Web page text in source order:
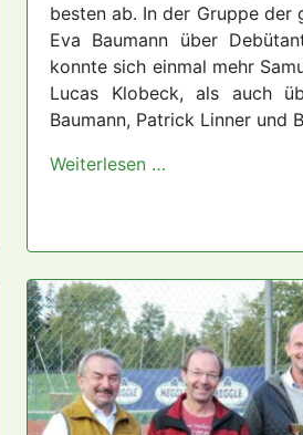
besten ab. In der Gruppe der
Eva Baumann über
konnte sich einmal mehr
Lucas Klobeck, als auch
Baumann, Patrick Linner und
Weiterlesen …